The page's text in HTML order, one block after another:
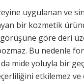
uygulanan ve
bir kozmetik
göre deri
Bu nedenle
da mide yoluyla bir
etkilemez